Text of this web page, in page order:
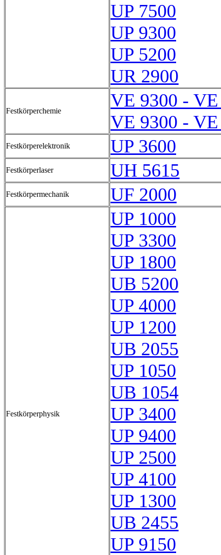
UP 7500
UP 9300
UP 5200
UR 2900
Festkörperchemie
VE 9300 -
VE 9300 -
Festkörperelektronik UP 3600
Festkörperlaser UH 5615
Festkörpermechanik UF 2000
Festkörperphysik
UP 1000
UP 3300
UP 1800
UB 5200
UP 4000
UP 1200
UB 2055
UP 1050
UB 1054
UP 3400
UP 9400
UP 2500
UP 4100
UP 1300
UB 2455
UP 9150